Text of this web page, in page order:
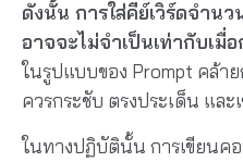
ดังนั้น การใส่คีย์เวิร์ดจำนว
อาจจะไม่จำเป็นเท่ากับเมื่
ในรูปแบบของ Prompt คล้า
ควรกระชับ ตรงประเด็น และ
ในทางปฏิบัตินั้น การเขียนค